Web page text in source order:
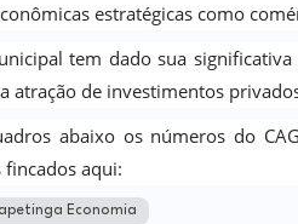
estratégicas como
tem dado sua
atração de investimentos
abaixo os números do
aqui:
Economia